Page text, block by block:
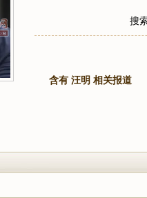
搜
含有 汪明 相关报道